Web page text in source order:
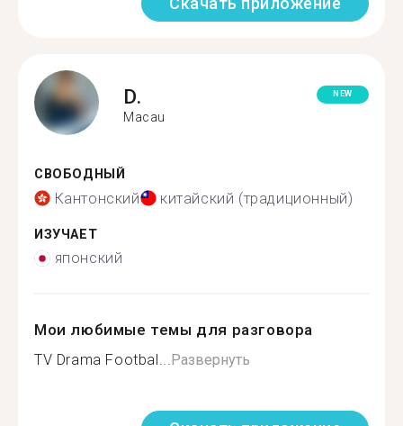
D.
Macau
NEW
СВОБОДНЫЙ
Кантонский китайский (традиционный)
ИЗУЧАЕТ
японский
Мои любимые темы для разговора
TV Drama Footbal...Развернуть